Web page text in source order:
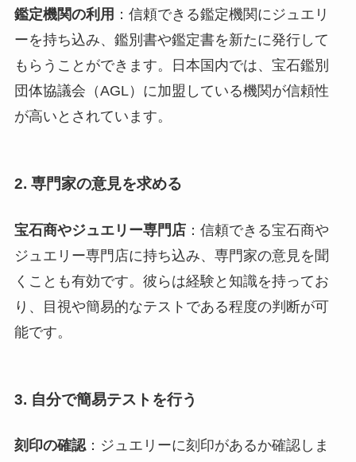
鑑定機関の利用 ：信頼できる鑑定機関にジュエリ
ーを持ち込み、鑑別書や鑑定書を新たに発行して
もらうことができます。日本国内では、宝石鑑別
団体協議会（AGL）に加盟している機関が信頼性
が高いとされています。
2. 専門家の意見を求める
宝石商やジュエリー専門店：信頼できる宝石商や
ジュエリー専門店に持ち込み、専門家の意見を聞
くことも有効です。彼らは経験と知識を持ってお
り、目視や簡易的なテストである程度の判断が可
能です。
3. 自分で簡易テストを行う
刻印の確認：ジュエリーに刻印があるか確認しま